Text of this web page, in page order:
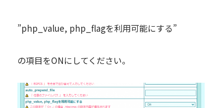
”php_value, php_flagを利用可能にする”
の項目をONにしてください。